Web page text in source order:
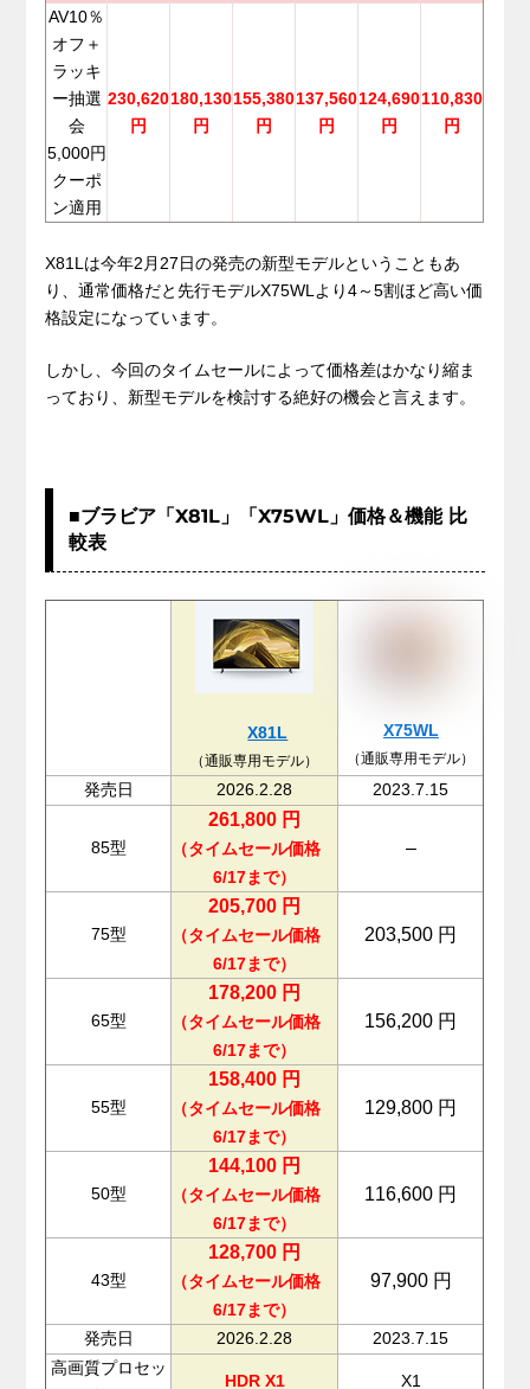
AV10％
オフ＋
ラッキ
ー抽選
会
5,000円
クーポ
ン適用
230,620
円
180,130
円
155,380
円
137,560
円
124,690
円
110,830
円
X81Lは今年2月27日の発売の新型モデルということもあ
り、通常価格だと先行モデルX75WLより4～5割ほど高い価
格設定になっています。
しかし、今回のタイムセールによって価格差はかなり縮ま
っており、新型モデルを検討する絶好の機会と言えます。
■ブラビア「X81L」「X75WL」価格＆機能 比
較表
X81L
（通販専用モデル）
X75WL
（通販専用モデル）
発売日 2026.2.28 2023.7.15
85型
261,800 円
（タイムセール価格
6/17まで）
–
75型
205,700 円
（タイムセール価格
6/17まで）
203,500 円
65型
178,200 円
（タイムセール価格
6/17まで）
156,200 円
55型
158,400 円
（タイムセール価格
6/17まで）
129,800 円
50型
144,100 円
（タイムセール価格
6/17まで）
116,600 円
43型
128,700 円
（タイムセール価格
6/17まで）
97,900 円
発売日 2026.2.28
2023.7.15
高画質プロセッ
HDR X1 X1